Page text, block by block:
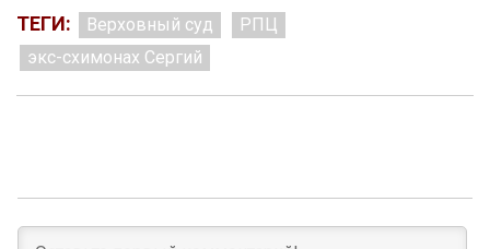
ТЕГИ: Верховный суд
РПЦ
экс-схимонах Сергий